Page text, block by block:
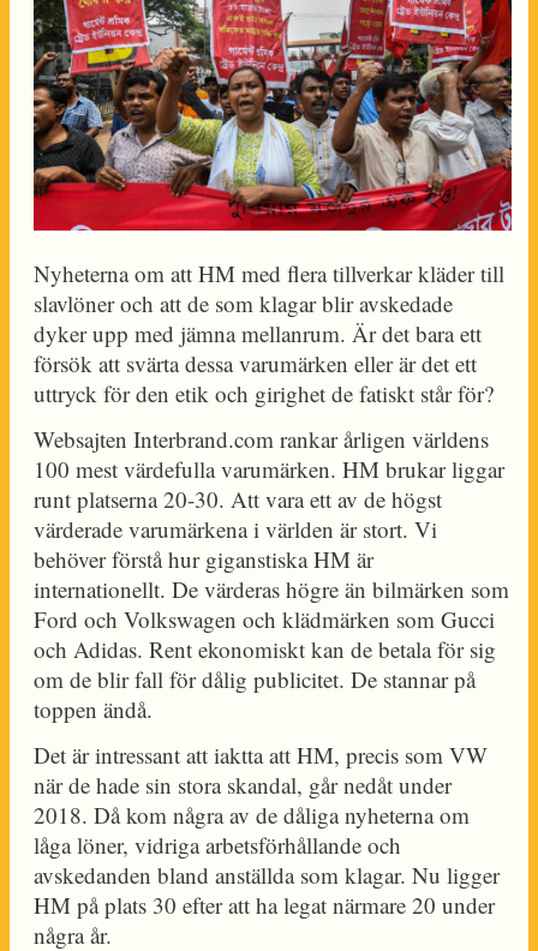
Nyheterna om att HM med flera tillverkar kläder till
slavlöner och att de som klagar blir avskedade
dyker upp med jämna mellanrum. Är det bara ett
försök att svärta dessa varumärken eller är det ett
uttryck för den etik och girighet de fatiskt står för?
Websajten Interbrand.com rankar årligen världens
100 mest värdefulla varumärken. HM brukar liggar
runt platserna 20-30. Att vara ett av de högst
värderade varumärkena i världen är stort. Vi
behöver förstå hur giganstiska HM är
internationellt. De värderas högre än bilmärken som
Ford och Volkswagen och klädmärken som Gucci
och Adidas. Rent ekonomiskt kan de betala för sig
om de blir fall för dålig publicitet. De stannar på
toppen ändå.
Det är intressant att iaktta att HM, precis som VW
när de hade sin stora skandal, går nedåt under
2018. Då kom några av de dåliga nyheterna om
låga löner, vidriga arbetsförhållande och
avskedanden bland anställda som klagar. Nu ligger
HM på plats 30 efter att ha legat närmare 20 under
några år.